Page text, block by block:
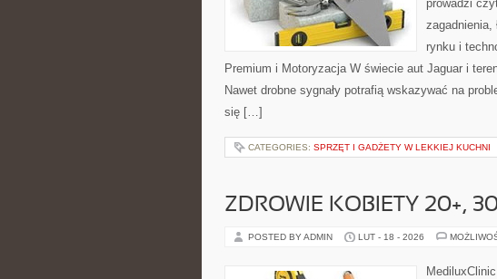
prowadzi
zagadnienia,
rynku i
Premium i Motoryzacja W świecie aut Jaguar i
Nawet drobne sygnały potrafią wskazywać na
się […]
CATEGORIES: SPRZĘT I GADŻETY W LEKKIEJ KUCHNI
ZDROWIE KOBIETY 20+,
POSTED BY ADMIN LUT - 18 - 2026